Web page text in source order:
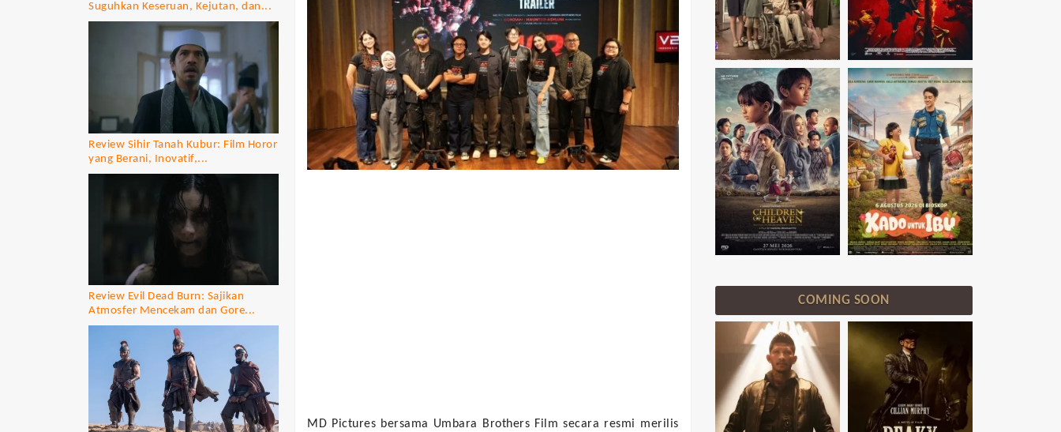
MD Pictures bersama Umbara Brothers Film secara resmi merilis
Suguhkan Keseruan, Kejutan, dan...
Review Sihir Tanah Kubur: Film Horor
yang Berani, Inovatif,...
Review Evil Dead Burn: Sajikan
Atmosfer Mencekam dan Gore...
COMING SOON